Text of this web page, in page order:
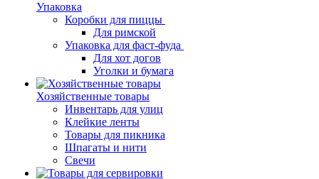
Упаковка
Коробки для пиццы
Для римской
Упаковка для фаст-фуда
Для хот догов
Уголки и бумага
Хозяйственные товары
Инвентарь для улиц
Клейкие ленты
Товары для пикника
Шпагаты и нити
Свечи